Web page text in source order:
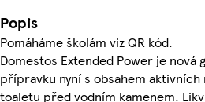
Popis
Pomáháme školám viz QR kód.
Domestos Extended Power je nová
přípravku nyní s obsahem
toaletu před vodním kamenem.